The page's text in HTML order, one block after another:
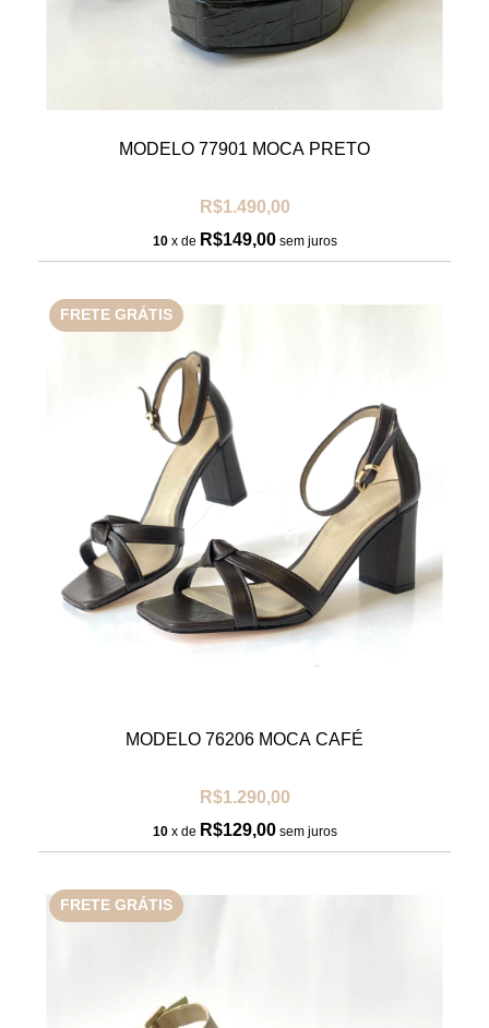
MODELO 77901 MOCA PRETO
R$1.490,00
10 x de R$149,00 sem juros
FRETE GRÁTIS
MODELO 76206 MOCA CAFÉ
R$1.290,00
10 x de R$129,00 sem juros
FRETE GRÁTIS